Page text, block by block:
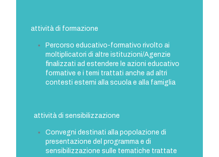
attività di formazione
Percorso educativo-formativo rivolto ai
moltiplicatori di altre istituzioni/Agenzie
finalizzati ad estendere le azioni educativo
formative e i temi trattati anche ad altri
contesti esterni alla scuola e alla famiglia
attività di sensibilizzazione
Convegni destinati alla popolazione di
presentazione del programma e di
sensibilizzazione sulle tematiche trattate